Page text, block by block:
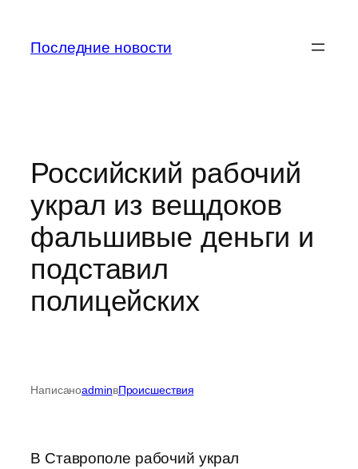
содержимому
Последние новости
Российский рабочий
украл из вещдоков
фальшивые деньги и
подставил
полицейских
НаписаноadminвПроисшествия
В Ставрополе рабочий украл